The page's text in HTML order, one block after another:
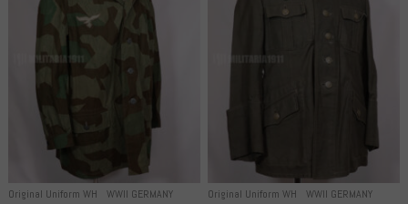
Original Uniform WH WWII GERMANY Original Uniform WH WWII GERMANY